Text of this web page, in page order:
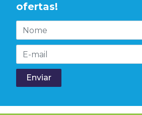
ofertas!